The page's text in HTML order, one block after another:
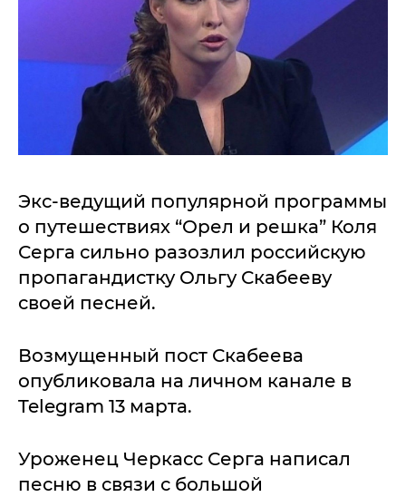
Экс-ведущий популярной программы
о путешествиях “Орел и решка” Коля
Серга сильно разозлил российскую
пропагандистку Ольгу Скабееву
своей песней.
Возмущенный пост Скабеева
опубликовала на личном канале в
Telegram 13 марта.
Уроженец Черкасс Серга написал
песню в связи с большой